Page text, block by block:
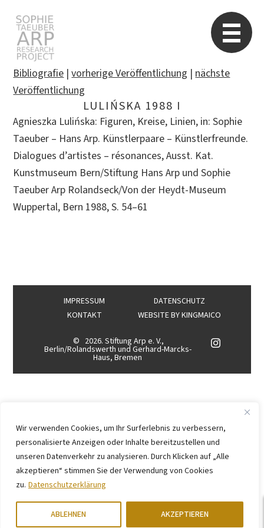
Wir verwenden Cookies, um Ihr Surferlebnis zu verbessern,
personalisierte Anzeigen oder Inhalte bereitzustellen und
unseren Datenverkehr zu analysieren. Durch Klicken auf „Alle
akzeptieren“ stimmen Sie der Verwendung von Cookies
zu. Datenschutzerklärung
ABLEHNEN AKZEPTIEREN
nach:
Bibliografie|vorherige Veröffentlichung |nächste
Veröffentlichung
LULIŃSKA 1988 I
Agnieszka Lulińska: Figuren, Kreise, Linien, in: Sophie
Taeuber – Hans Arp. Künstlerpaare – Künstlerfreunde.
Dialogues d’artistes – résonances, Ausst. Kat.
Kunstmuseum Bern/Stiftung Hans Arp und Sophie
Taeuber Arp Rolandseck/Von der Heydt-Museum
Wuppertal, Bern 1988, S. 54–61
IMPRESSUM
DATENSCHUTZ
KONTAKT
WEBSITE BYKINGMAICO
© 2026. Stiftung Arp e. V.,
Berlin/Rolandswerth und Gerhard-Marcks-
Haus, Bremen